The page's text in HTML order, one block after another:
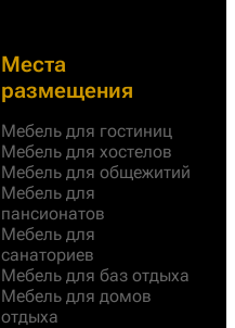
Места
размещения
Мебель для гостиниц
Мебель для хостелов
Мебель для общежитий
Мебель для
пансионатов
Мебель для
санаториев
Мебель для баз отдыха
Мебель для домов
отдыха